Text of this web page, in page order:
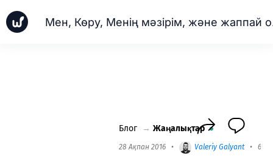
Блог → Жаңалықтар
28 Ақпан 2016 • Valeriy Galyant • 6